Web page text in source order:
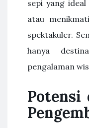
sepi yang
atau
spektakuler.
hanya
pengalaman
Potensi